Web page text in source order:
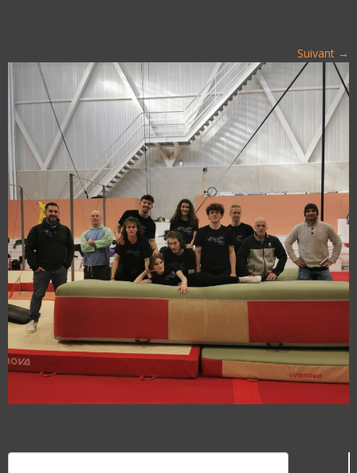
Suivant →
Rechercher :